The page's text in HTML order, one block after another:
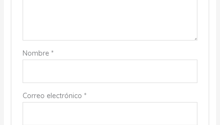
Nombre *
Correo electrónico *